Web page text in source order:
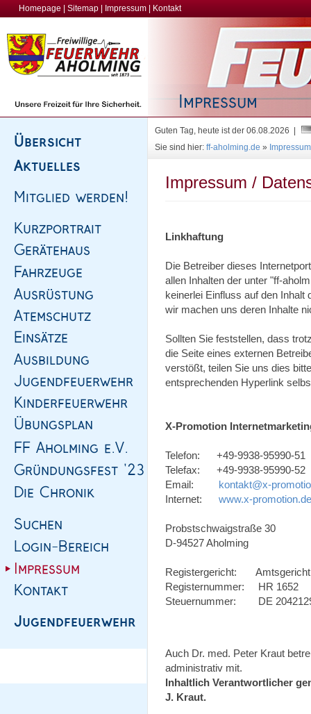
Homepage Sitemap Impressum Kontakt
Guten Tag, heute ist der 06.08.2026 |
Sie sind hier: ff-aholming.de » Impressum
Impressum /
Linkhaftung
Die Betreiber dieses
allen Inhalten der unter "ff-
keinerlei Einfluss auf den Inhalt
wir machen uns deren Inhalte
Sollten Sie feststellen, dass
die Seite eines externen
verstößt, teilen Sie uns dies
entsprechenden Hyperlink
X-Promotion
Telefon: +49-9938-95990-51
Telefax: +49-9938-95990-52
Email: kontakt@x-
Internet: www.x-promotion.de
Probstschwaigstraße 30
D-94527 Aholming
Registergericht: Amtsgericht
Registernummer: HR 1652
Steuernummer: DE
Auch Dr. med. Peter Kraut
administrativ mit.
Inhaltlich Verantwortlicher
J. Kraut.